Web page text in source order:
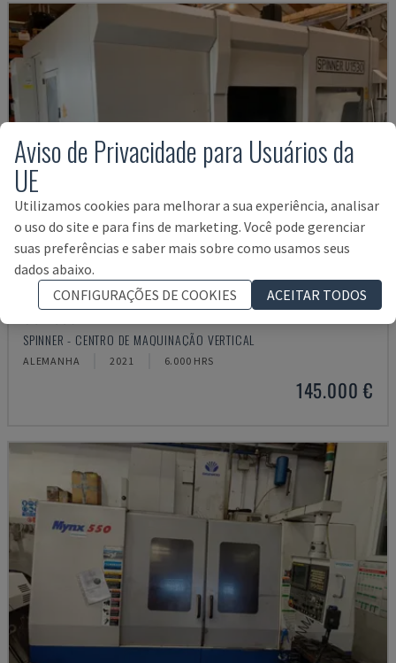
U5-1530
SPINNER - CENTRO DE MAQUINAÇÃO VERTICAL
ALEMANHA 2021 6.000 HRS
145.000 €
Aviso de Privacidade para Usuários da
UE
Utilizamos cookies para melhorar a sua experiência, analisar
o uso do site e para fins de marketing. Você pode gerenciar
suas preferências e saber mais sobre como usamos seus
dados abaixo.
CONFIGURAÇÕES DE COOKIES
ACEITAR TODOS